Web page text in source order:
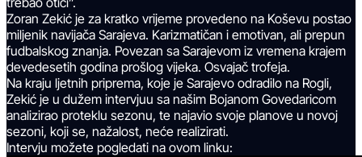
Zoran Zekić je za kratko vrijeme provedeno na Koševu postao
miljenik navijača Sarajeva. Karizmatičan i emotivan, ali prepun
fudbalskog znanja. Povezan sa Sarajevom iz vremena krajem
devedesetih godina prošlog vijeka. Osvajač trofeja.
Na kraju ljetnih priprema, koje je Sarajevo odradilo na Rogli,
Zekić je u dužem intervjuu sa našim Bojanom Govedaricom
analizirao proteklu sezonu, te najavio svoje planove u novoj
sezoni, koji se, nažalost, neće realizirati.
Intervju možete pogledati na ovom linku: